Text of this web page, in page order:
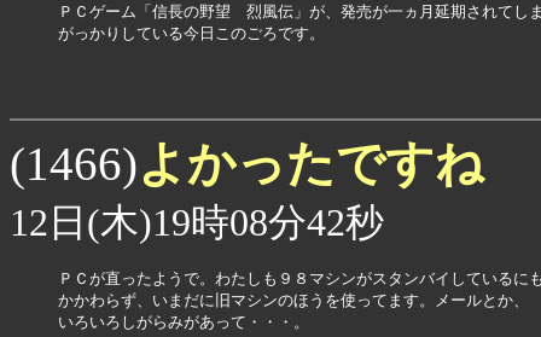
ＰＣゲーム「信長の野望　烈風伝」が、発売が一ヵ月延期されてし
がっかりしている今日このごろです。
(1466)よかったですね
12日(木)19時08分42秒
ＰＣが直ったようで。わたしも９８マシンがスタンバイしているに
かかわらず、いまだに旧マシンのほうを使ってます。メールとか、
いろいろしがらみがあって・・・。